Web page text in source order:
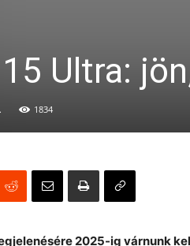
Ultra:
1834
2025-ig várnunk